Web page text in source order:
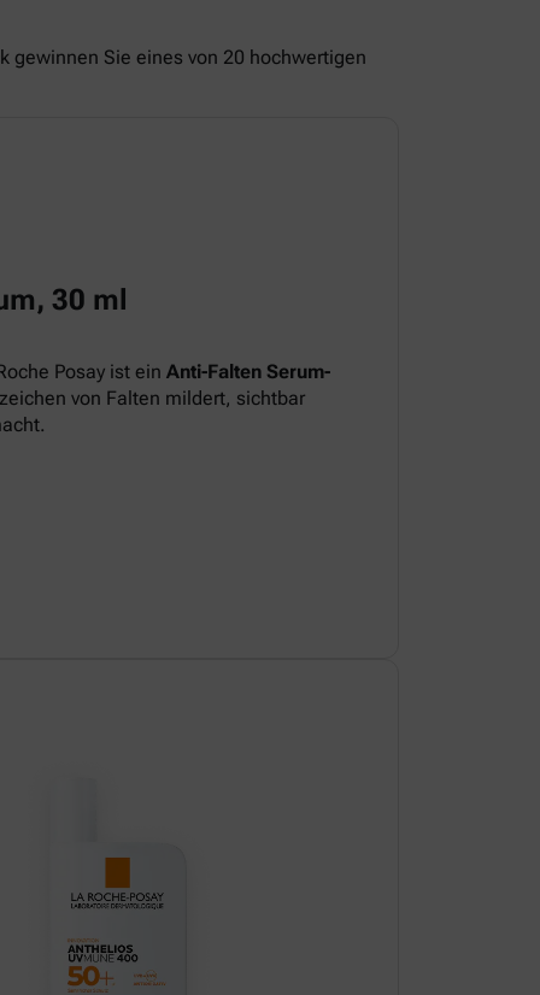
gewinnen Sie eines von 20 hochwertigen
30 ml
Posay ist ein Anti-Falten Serum-
von Falten mildert, sichtbar